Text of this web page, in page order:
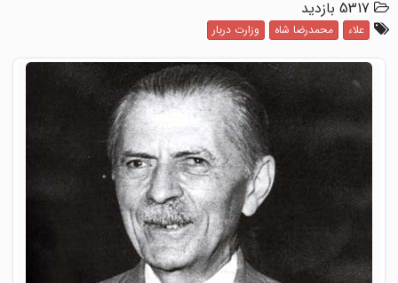
5317 بازدید
علاء محمدرضا شاه وزارت دربار